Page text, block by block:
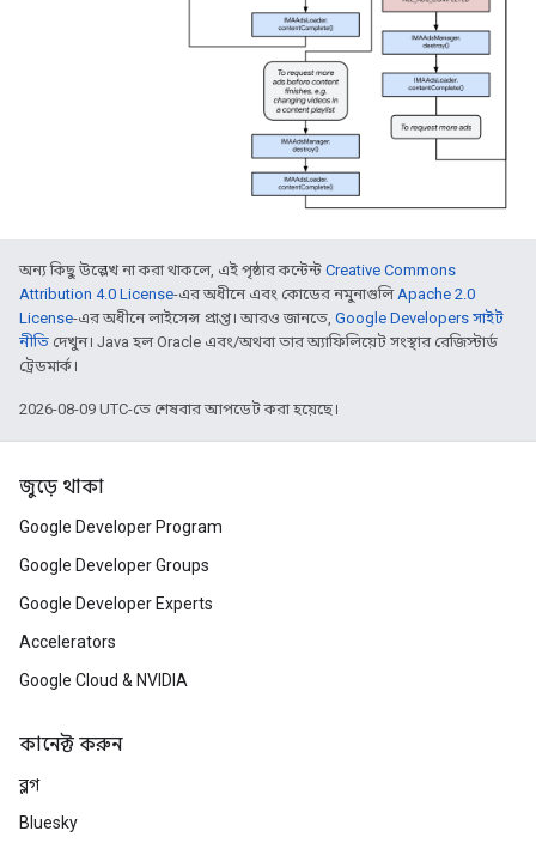
অন্য কিছু উল্লেখ না করা থাকলে, এই পৃষ্ঠার কন্টেন্ট Creative Commons
Attribution 4.0 License-এর অধীনে এবং কোডের নমুনাগুলি Apache 2.0
License-এর অধীনে লাইসেন্স প্রাপ্ত। আরও জানতে, Google Developers সাইট
নীতি দেখুন। Java হল Oracle এবং/অথবা তার অ্যাফিলিয়েট সংস্থার রেজিস্টার্ড
ট্রেডমার্ক।
2026-08-09 UTC-তে শেষবার আপডেট করা হয়েছে।
জুড়ে থাকা
Google Developer Program
Google Developer Groups
Google Developer Experts
Accelerators
Google Cloud & NVIDIA
কানেক্ট করুন
ব্লগ
Bluesky